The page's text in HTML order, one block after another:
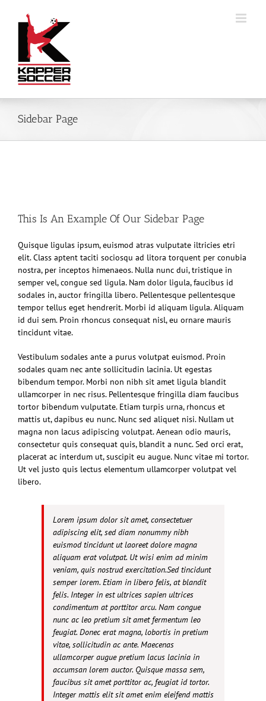
Sidebar Page
This Is An Example Of Our Sidebar Page
Quisque ligulas ipsum, euismod atras vulputate iltricies etri
elit. Class aptent taciti sociosqu ad litora torquent per conubia
nostra, per inceptos himenaeos. Nulla nunc dui, tristique in
semper vel, congue sed ligula. Nam dolor ligula, faucibus id
sodales in, auctor fringilla libero. Pellentesque pellentesque
tempor tellus eget hendrerit. Morbi id aliquam ligula. Aliquam
id dui sem. Proin rhoncus consequat nisl, eu ornare mauris
tincidunt vitae.
Vestibulum sodales ante a purus volutpat euismod. Proin
sodales quam nec ante sollicitudin lacinia. Ut egestas
bibendum tempor. Morbi non nibh sit amet ligula blandit
ullamcorper in nec risus. Pellentesque fringilla diam faucibus
tortor bibendum vulputate. Etiam turpis urna, rhoncus et
mattis ut, dapibus eu nunc. Nunc sed aliquet nisi. Nullam ut
magna non lacus adipiscing volutpat. Aenean odio mauris,
consectetur quis consequat quis, blandit a nunc. Sed orci erat,
placerat ac interdum ut, suscipit eu augue. Nunc vitae mi tortor.
Ut vel justo quis lectus elementum ullamcorper volutpat vel
libero.
Lorem ipsum dolor sit amet, consectetuer
adipiscing elit, sed diam nonummy nibh
euismod tincidunt ut laoreet dolore magna
aliquam erat volutpat. Ut wisi enim ad minim
veniam, quis nostrud exercitation.Sed tincidunt
semper lorem. Etiam in libero felis, at blandit
felis. Integer in est ultrices sapien ultrices
condimentum at porttitor arcu. Nam congue
nunc ac leo pretium sit amet fermentum leo
feugiat. Donec erat magna, lobortis in pretium
vitae, sollicitudin ac ante. Maecenas
ullamcorper augue pretium lacus lacinia in
accumsan lorem auctor. Quisque massa sem,
faucibus sit amet porttitor ac, feugiat id tortor.
Integer mattis elit sit amet enim eleifend mattis